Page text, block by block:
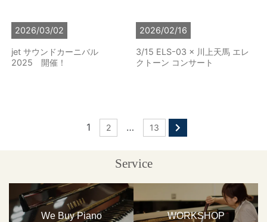
2026/03/02
jet サウンドカーニバル
2025 開催！
2026/02/16
3/15 ELSｰ03 × 川上天馬 エレ
クトーン コンサート
1 2 … 13
Service
We Buy Piano WORKSHOP